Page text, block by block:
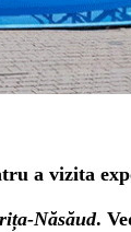
a vizita
Năsăud.